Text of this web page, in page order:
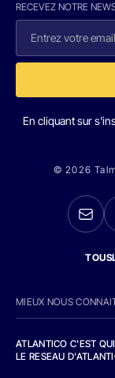
RECEVEZ NOTRE
En cliquant sur
© 2026
MIEUX NOUS
ATLANTICO C'EST
LE RESEAU